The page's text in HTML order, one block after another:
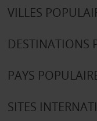
VILLES
DESTINATIONS
PAYS
SITES